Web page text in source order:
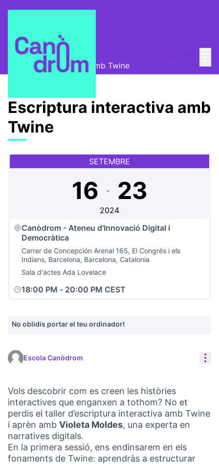
Escola Canòdrom
Escriptura interactiva amb Twine
Escriptura interactiva amb
Twine
SETEMBRE
16 - 23
2024
Canòdrom - Ateneu d'Innovació Digital i
Democràtica
Carrer de Concepción Arenal 165, El Congrés i els
Indians, Barcelona, Barcelona, Catalonia
Sala d'actes Ada Lovelace
18:00 PM - 20:00 PM CEST
No oblidis portar el teu ordinador!
Escola Canòdrom
Vols descobrir com es creen les històries
interactives que enganxen a tothom? No et
perdis el taller d’escriptura interactiva amb Twine
i aprèn amb Violeta Moldes, una experta en
narratives digitals.
En la primera sessió, ens endinsarem en els
fonaments de Twine: aprendràs a estructurar